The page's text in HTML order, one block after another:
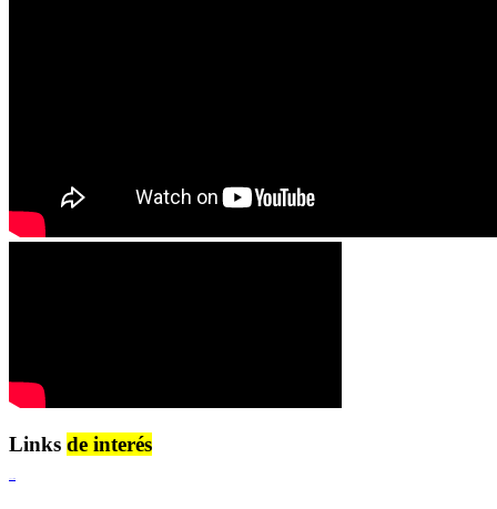
Links de interés